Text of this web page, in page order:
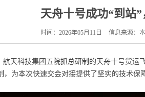
天舟十号成功“到站
时间：2026年05月11日 信息来源：
天科技集团五院抓总研制的天舟十号货运
，为本次快速交会对接提供了坚实的技术